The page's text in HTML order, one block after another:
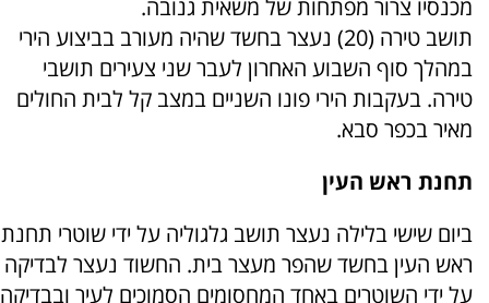
מכנסיו צרור מפתחות של משאית גנובה.
תושב טירה (20) נעצר בחשד שהיה מעורב בביצוע הירי
במהלך סוף השבוע האחרון לעבר שני צעירים תושבי
טירה. בעקבות הירי פונו השניים במצב קל לבית החולים
מאיר בכפר סבא.
תחנת ראש העין
ביום שישי בלילה נעצר תושב גלגוליה על ידי שוטרי תחנת
ראש העין בחשד שהפר מעצר בית. החשוד נעצר לבדיקה
על ידי השוטרים באחד המחסומים הסמוכים לעיר ובבדיקה